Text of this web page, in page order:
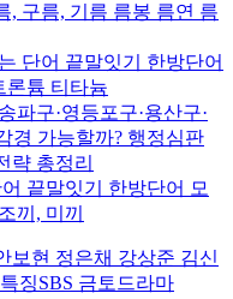
, 구름, 기름 름봉 름연 름
단어 끝말잇기 한방단어
론튬 티타늄
파구·영등포구·용산구·
경 가능할까? 행정심판
략 총정리
끝말잇기 한방단어 모
끼, 미끼
보현 정은채 강상준 김신
징SBS 금토드라마